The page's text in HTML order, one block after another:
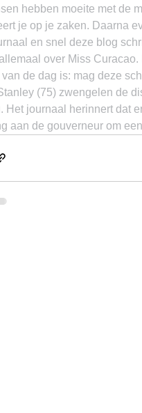
hebben moeite met de
je op je zaken. Daarna
en snel deze blog
over Miss
van de dag is: mag deze
(75) zwengelen de
Het journaal herinnert dat
aan de gouverneur om